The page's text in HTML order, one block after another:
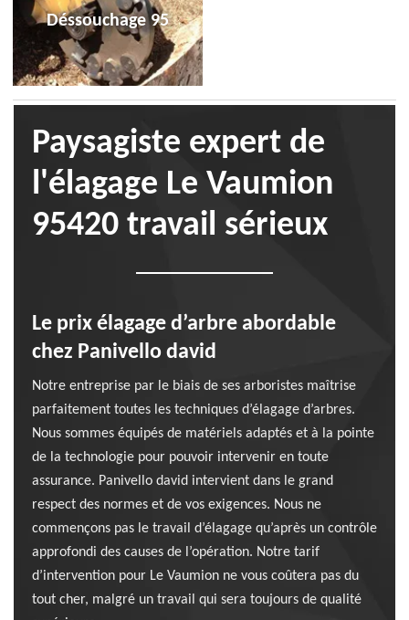
Déssouchage 95
Paysagiste expert de
l'élagage Le Vaumion
95420 travail sérieux
Le prix élagage d’arbre abordable
chez Panivello david
Notre entreprise par le biais de ses arboristes maîtrise
parfaitement toutes les techniques d’élagage d’arbres.
Nous sommes équipés de matériels adaptés et à la pointe
de la technologie pour pouvoir intervenir en toute
assurance. Panivello david intervient dans le grand
respect des normes et de vos exigences. Nous ne
commençons pas le travail d’élagage qu’après un contrôle
approfondi des causes de l’opération. Notre tarif
d’intervention pour Le Vaumion ne vous coûtera pas du
tout cher, malgré un travail qui sera toujours de qualité